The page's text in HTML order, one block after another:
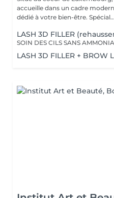
accueille dans un cadre
dédié à votre bien-être. Spécial...
LASH 3D FILLER
LASH 3D FILLER + BROW